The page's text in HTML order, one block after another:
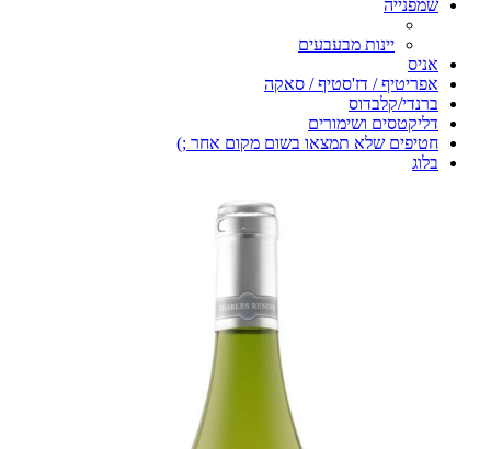
שמפנייה
יינות מבעבעים
אניס
אפריטיף / דז'סטיף / סאקה
ברנדי/קלבדוס
דליקטסים ושימורים
חטיפים שלא תמצאו בשום מקום אחר ;)
בלוג